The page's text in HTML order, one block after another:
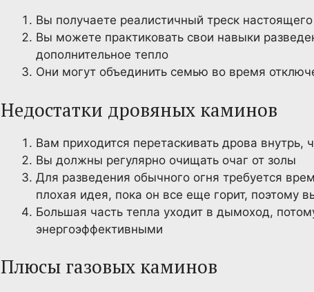
Вы получаете реалистичный треск настоящего
Вы можете практиковать свои навыки
дополнительное тепло
Они могут объединить семью во время
Недостатки дровяных каминов
Вам приходится перетаскивать дрова внутрь,
Вы должны регулярно очищать очаг от золы
Для разведения обычного огня требуется
плохая идея, пока он все еще горит, поэтому
Большая часть тепла уходит в дымоход,
энергоэффективными
Плюсы газовых каминов